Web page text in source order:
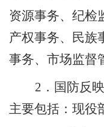
资源事务、纪检
产权事务、民族
事务、市场监督
2 ． 国防反
主要包括： 现役